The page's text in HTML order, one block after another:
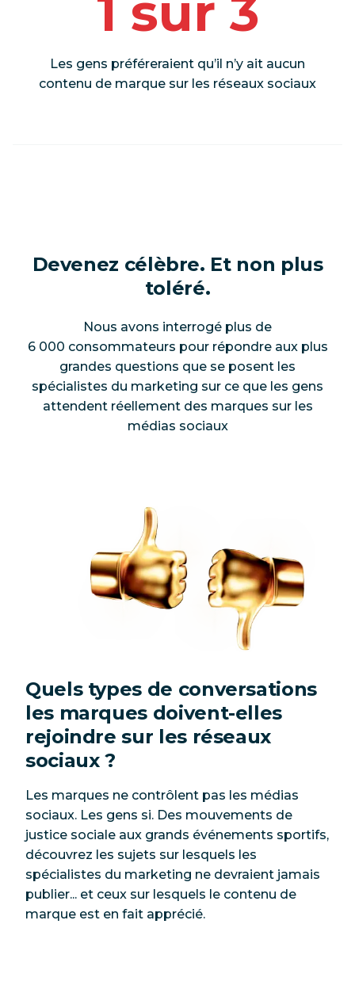
Les gens préféreraient qu’il n’y ait aucun
contenu de marque sur les réseaux sociaux
Devenez célèbre. Et non plus
toléré.
Nous avons interrogé plus de
6 000 consommateurs pour répondre aux plus
grandes questions que se posent les
spécialistes du marketing sur ce que les gens
attendent réellement des marques sur les
médias sociaux
Quels types de conversations
les marques doivent-elles
rejoindre sur les réseaux
sociaux ?
Les marques ne contrôlent pas les médias
sociaux. Les gens si. Des mouvements de
justice sociale aux grands événements sportifs,
découvrez les sujets sur lesquels les
spécialistes du marketing ne devraient jamais
publier... et ceux sur lesquels le contenu de
marque est en fait apprécié.